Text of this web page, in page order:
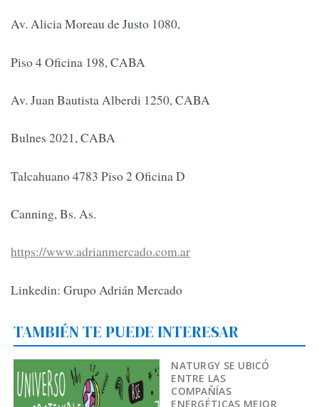
Av. Alicia Moreau de Justo 1080,
Piso 4 Oficina 198, CABA
Av. Juan Bautista Alberdi 1250, CABA
Bulnes 2021, CABA
Talcahuano 4783 Piso 2 Oficina D
Canning, Bs. As.
https://www.adrianmercado.com.ar
Linkedin: Grupo Adrián Mercado
TAMBIÉN TE PUEDE INTERESAR
NATURGY SE UBICÓ
ENTRE LAS
COMPAÑÍAS
ENERGÉTICAS MEJOR